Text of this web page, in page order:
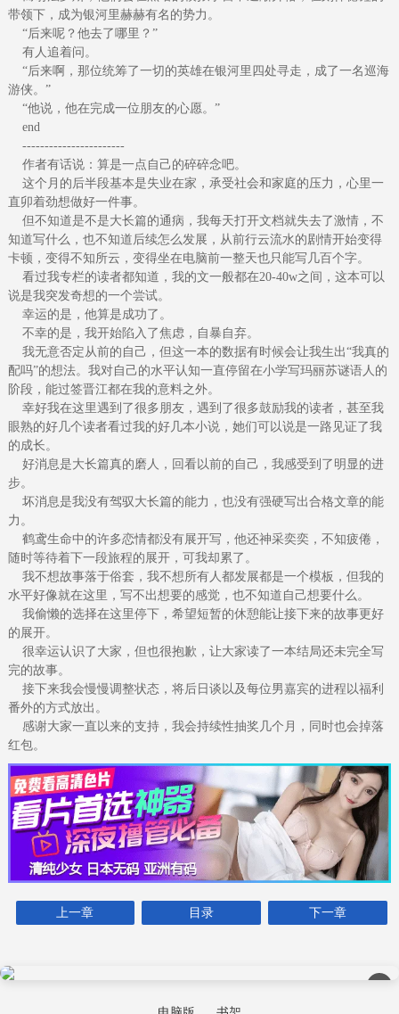
带领下，成为银河里赫赫有名的势力。
“后来呢？他去了哪里？”
有人追着问。
“后来啊，那位统筹了一切的英雄在银河里四处寻走，成了一名巡海
游侠。”
“他说，他在完成一位朋友的心愿。”
end
-----------------------
作者有话说：算是一点自己的碎碎念吧。
这个月的后半段基本是失业在家，承受社会和家庭的压力，心里一
直卯着劲想做好一件事。
但不知道是不是大长篇的通病，我每天打开文档就失去了激情，不
知道写什么，也不知道后续怎么发展，从前行云流水的剧情开始变得
卡顿，变得不知所云，变得坐在电脑前一整天也只能写几百个字。
看过我专栏的读者都知道，我的文一般都在20-40w之间，这本可以
说是我突发奇想的一个尝试。
幸运的是，他算是成功了。
不幸的是，我开始陷入了焦虑，自暴自弃。
我无意否定从前的自己，但这一本的数据有时候会让我生出“我真的
配吗”的想法。我对自己的水平认知一直停留在小学写玛丽苏谜语人的
阶段，能过签晋江都在我的意料之外。
幸好我在这里遇到了很多朋友，遇到了很多鼓励我的读者，甚至我
眼熟的好几个读者看过我的好几本小说，她们可以说是一路见证了我
的成长。
好消息是大长篇真的磨人，回看以前的自己，我感受到了明显的进
步。
坏消息是我没有驾驭大长篇的能力，也没有强硬写出合格文章的能
力。
鹤鸢生命中的许多恋情都没有展开写，他还神采奕奕，不知疲倦，
随时等待着下一段旅程的展开，可我却累了。
我不想故事落于俗套，我不想所有人都发展都是一个模板，但我的
水平好像就在这里，写不出想要的感觉，也不知道自己想要什么。
我偷懒的选择在这里停下，希望短暂的休憩能让接下来的故事更好
的展开。
很幸运认识了大家，但也很抱歉，让大家读了一本结局还未完全写
完的故事。
接下来我会慢慢调整状态，将后日谈以及每位男嘉宾的进程以福利
番外的方式放出。
感谢大家一直以来的支持，我会持续性抽奖几个月，同时也会掉落
红包。
上一章 目录 下一章
×